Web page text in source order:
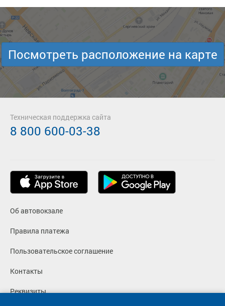
Посмотреть расположение на карте
Об автовокзале
Правила платежа
Пользовательское соглашение
Контакты
Реквизиты
Техническая поддержка сайта
8 800 600-03-38